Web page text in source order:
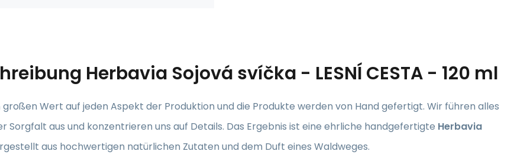
Herbavia Sojová svíčka - LESNÍ CESTA - 120 ml
großen Wert auf jeden Aspekt der Produktion und die Produkte werden von Hand gefertigt. Wir führen alles
Sorgfalt aus und konzentrieren uns auf Details. Das Ergebnis ist eine ehrliche handgefertigte Herbavia
aus hochwertigen natürlichen Zutaten und dem Duft eines Waldweges.